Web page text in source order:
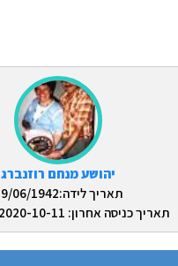
יהושע מנחם רוזנברג
תאריך לידה:19/06/1942
תאריך כניסה אחרון: 2020-10-11 23:58:23